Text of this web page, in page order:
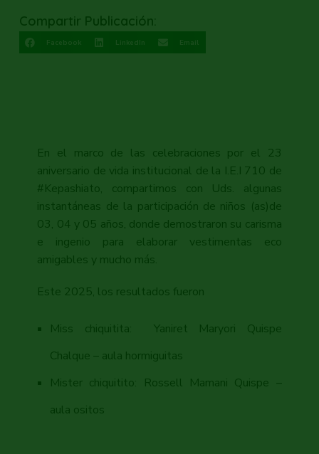
Compartir Publicación:
Facebook LinkedIn Email
En el marco de las celebraciones por el 23
aniversario de vida institucional de la I.E.I 710 de
#Kepashiato, compartimos con Uds. algunas
instantáneas de la participación de niños (as)de
03, 04 y 05 años, donde demostraron su carisma
e ingenio para elaborar vestimentas eco
amigables y mucho más.
Este 2025, los resultados fueron
Miss chiquitita: Yaniret Maryori Quispe
Chalque – aula hormiguitas
Mister chiquitito: Rossell Mamani Quispe –
aula ositos